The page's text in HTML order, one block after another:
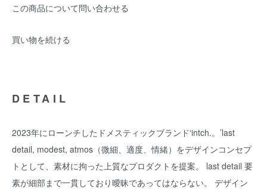
この商品について問い合わせる
買い物を続ける
DETAIL
2023年にローンチしたドメスティックブランド‘intch.。’last
detail, modest, atmos（微細、適度、情緒）をデザインコンセプ
トとして、素材に拘った上質なプロダクトを提案。 last detail 要
素が細部まで一貫しており曖昧であってはならない。 デザイン